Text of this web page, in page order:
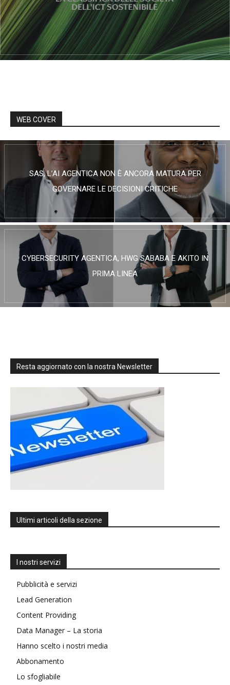
WEB COVER
SAS, L’AI AGENTICA NON È ANCORA MATURA PER
GOVERNARE LE DECISIONI CRITICHE
CYBERSECURITY AGENTICA, HWG SABABA E AKITO IN
PRIMA LINEA
Resta aggiornato con la nostra Newsletter
Ultimi articoli della sezione
I nostri servizi
Pubblicità e servizi
Lead Generation
Content Providing
Data Manager – La storia
Hanno scelto i nostri media
Abbonamento
Lo sfogliabile